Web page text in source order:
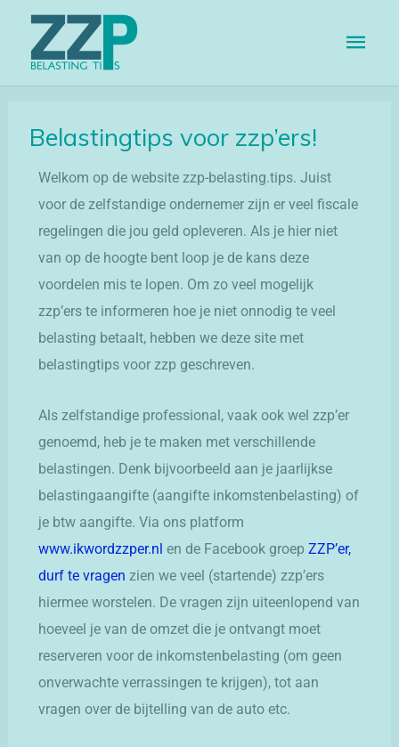
Belastingtips voor zzp’ers!
Welkom op de website zzp-belasting.tips. Juist
voor de zelfstandige ondernemer zijn er veel fiscale
regelingen die jou geld opleveren. Als je hier niet
van op de hoogte bent loop je de kans deze
voordelen mis te lopen. Om zo veel mogelijk
zzp’ers te informeren hoe je niet onnodig te veel
belasting betaalt, hebben we deze site met
belastingtips voor zzp geschreven.
Als zelfstandige professional, vaak ook wel zzp’er
genoemd, heb je te maken met verschillende
belastingen. Denk bijvoorbeeld aan je jaarlijkse
belastingaangifte (aangifte inkomstenbelasting) of
je btw aangifte. Via ons platform
www.ikwordzzper.nl en de Facebook groepZZP’er,
durf te vragen zien we veel (startende) zzp’ers
hiermee worstelen. De vragen zijn uiteenlopend van
hoeveel je van de omzet die je ontvangt moet
reserveren voor de inkomstenbelasting (om geen
onverwachte verrassingen te krijgen), tot aan
vragen over de bijtelling van de auto etc.